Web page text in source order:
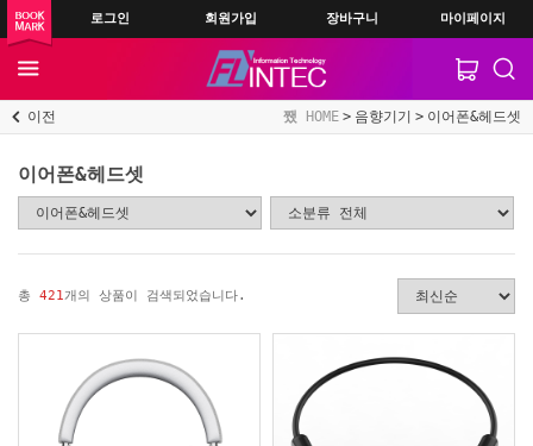
로그인 회원가입 장바구니 마이페이지
이전 HOME 음향기기 이어폰&헤드셋
이어폰&헤드셋
총 421개의 상품이 검색되었습니다.